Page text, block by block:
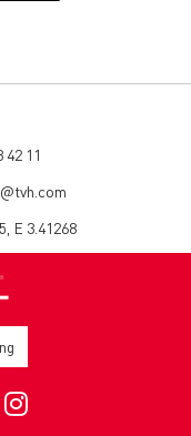
42 11
E 3.41268